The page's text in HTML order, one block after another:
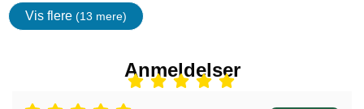
Vis flere (13 mere)
Egenskaper
Anmeldelser